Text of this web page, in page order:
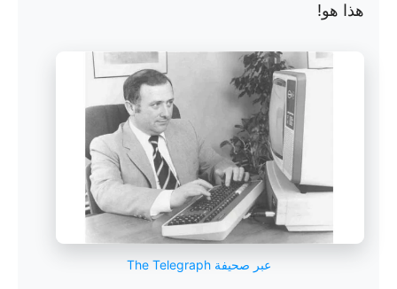
هذا هو!
عبر صحيفة The Telegraph